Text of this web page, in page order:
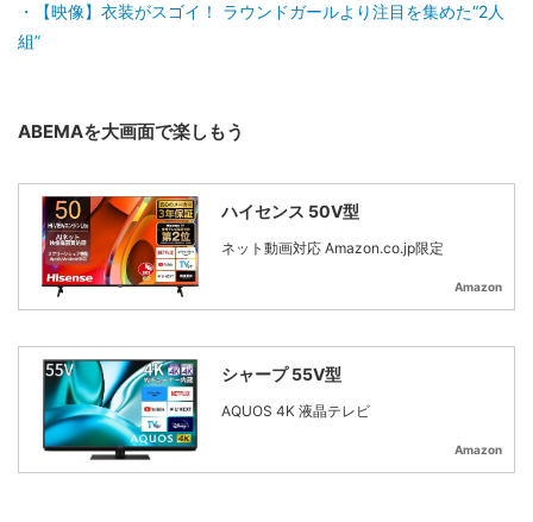
【映像】衣装がスゴイ！ ラウンドガールより注目を集めた“2人
組”
ABEMAを大画面で楽しもう
ハイセンス 50V型
ネット動画対応 Amazon.co.jp限定
Amazon
シャープ 55V型
AQUOS 4K 液晶テレビ
Amazon